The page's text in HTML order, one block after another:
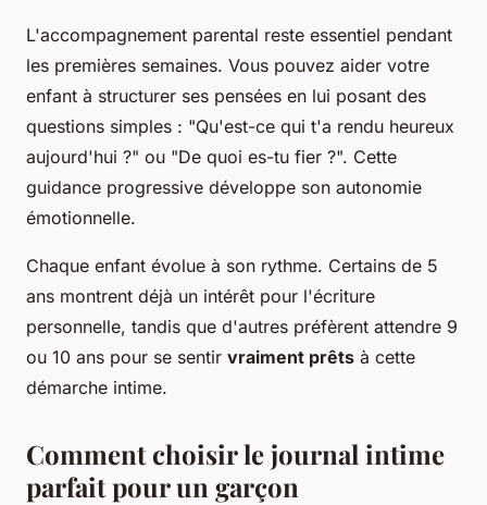
L'accompagnement parental reste essentiel pendant
les premières semaines. Vous pouvez aider votre
enfant à structurer ses pensées en lui posant des
questions simples : "Qu'est-ce qui t'a rendu heureux
aujourd'hui ?" ou "De quoi es-tu fier ?". Cette
guidance progressive développe son autonomie
émotionnelle.
Chaque enfant évolue à son rythme. Certains de 5
ans montrent déjà un intérêt pour l'écriture
personnelle, tandis que d'autres préfèrent attendre 9
ou 10 ans pour se sentir vraiment prêts à cette
démarche intime.
Comment choisir le journal intime
parfait pour un garçon